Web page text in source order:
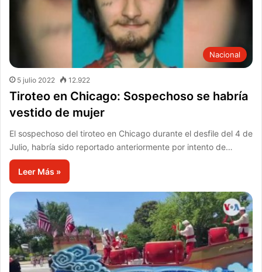
Nacional
5 julio 2022 12.922
Tiroteo en Chicago: Sospechoso se habría
vestido de mujer
El sospechoso del tiroteo en Chicago durante el desfile del 4 de
Julio, habría sido reportado anteriormente por intento de…
Leer Más »